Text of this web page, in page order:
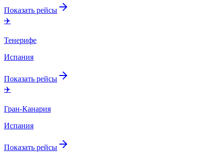
Показать рейсы
✈️
Тенерифе
Испания
Показать рейсы
✈️
Гран-Канария
Испания
Показать рейсы